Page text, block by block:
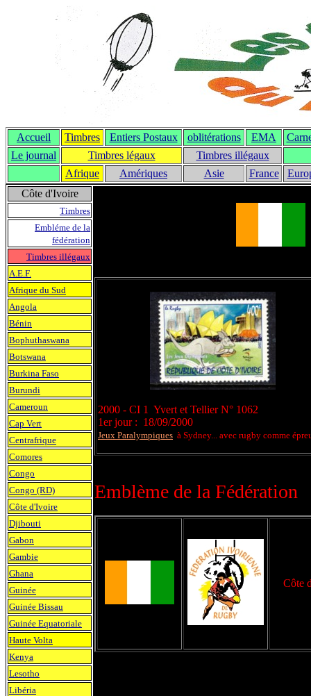
Accueil Timbres Entiers Postaux oblitérations EMA
Le journal
Timbres légaux
Timbres illégaux
Afrique
Amériques Asie France
Côte d'Ivoire
2000 - CI 1 Yvert et Tellier N° 1062
1er jour : 18/09/2000
Jeux Paralympiques à Sydney... avec rugby comme
Emblème de la Fédération
Côte
Timbres
Embléme de la
fédération
Timbres illégaux
A.E.F.
Afrique du Sud
Angola
Bénin
Bophuthaswana
Botswana
Burkina Faso
Burundi
Cameroun
Cap Vert
Centrafrique
Comores
Congo
Congo (RD)
Côte d'Ivoire
Djibouti
Gabon
Gambie
Ghana
Guinée
Guinée Bissau
Guinée Equatoriale
Haute Volta
Kenya
Lesotho
Libéria